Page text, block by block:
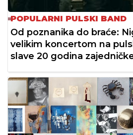
POPULARNI PULSKI BAND
Od poznanika do braće:
velikim koncertom na
slave 20 godina